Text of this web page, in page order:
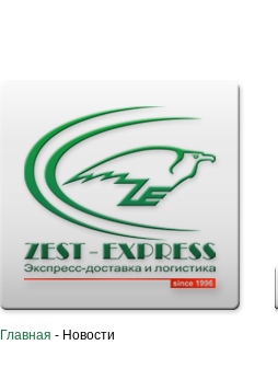
Главная - Новости